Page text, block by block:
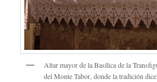
Altar mayor de la Basílica de la
del Monte Tabor, donde la tradición